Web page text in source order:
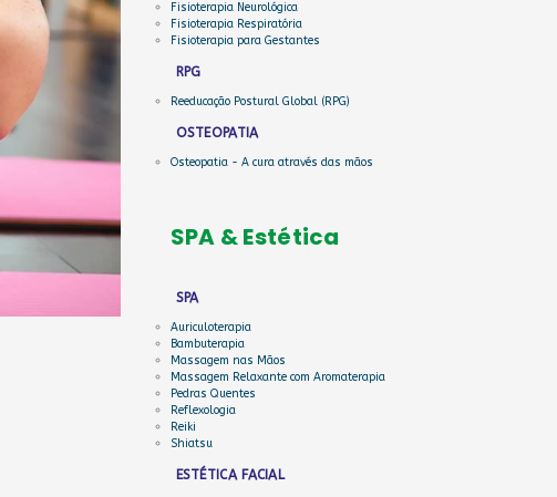
Fisioterapia Neurológica
Fisioterapia Respiratória
Fisioterapia para Gestantes
RPG
Reeducação Postural Global (RPG)
OSTEOPATIA
Osteopatia - A cura através das mãos
SPA & Estética
SPA
Auriculoterapia
Bambuterapia
Massagem nas Mãos
Massagem Relaxante com Aromaterapia
Pedras Quentes
Reflexologia
Reiki
Shiatsu
ESTÉTICA FACIAL